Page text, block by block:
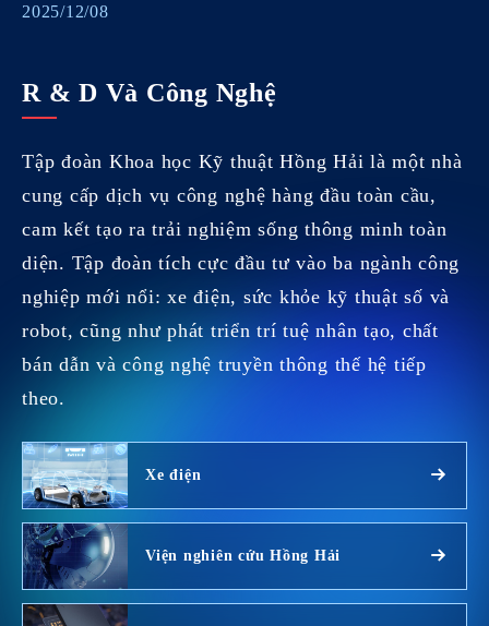
2025/12/08
R & D Và Công Nghệ
Tập đoàn Khoa học Kỹ thuật Hồng Hải là một nhà
cung cấp dịch vụ công nghệ hàng đầu toàn cầu,
cam kết tạo ra trải nghiệm sống thông minh toàn
diện. Tập đoàn tích cực đầu tư vào ba ngành công
nghiệp mới nổi: xe điện, sức khỏe kỹ thuật số và
robot, cũng như phát triển trí tuệ nhân tạo, chất
bán dẫn và công nghệ truyền thông thế hệ tiếp
theo.
Xe điện
Viện nghiên cứu Hồng Hải